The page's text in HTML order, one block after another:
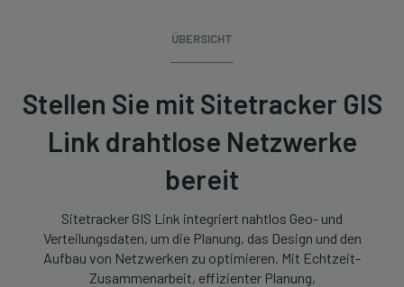
ÜBERSICHT
Stellen Sie mit Sitetracker GIS
Link drahtlose Netzwerke
bereit
Sitetracker GIS Link integriert nahtlos Geo- und
Verteilungsdaten, um die Planung, das Design und den
Aufbau von Netzwerken zu optimieren. Mit Echtzeit-
Zusammenarbeit, effizienter Planung,